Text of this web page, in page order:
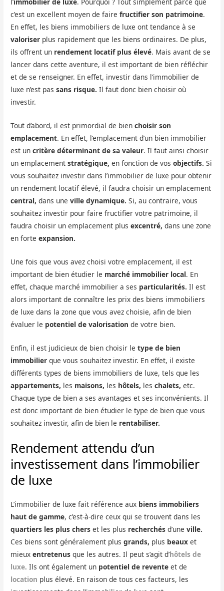
c’est un excellent moyen de fairefructifier son patrimoine.
En effet, les biens immobiliers de luxe ont tendance à se
valoriser plus rapidement que les biens ordinaires. De plus,
ils offrent un rendement locatif plus élevé. Mais avant de se
lancer dans cette aventure, il est important de bien réfléchir
et de se renseigner. En effet, investir dans l’immobilier de
luxe n’est passans risque. Il faut donc bien choisir où
investir.
Tout d’abord, il est primordial de bienchoisir son
emplacement. En effet, l’emplacement d’un bien immobilier
est uncritère déterminant de sa valeur. Il faut ainsi choisir
un emplacementstratégique, en fonction de vosobjectifs. Si
vous souhaitez investir dans l’immobilier de luxe pour obtenir
un rendement locatif élevé, il faudra choisir un emplacement
central, dans uneville dynamique. Si, au contraire, vous
souhaitez investir pour faire fructifier votre patrimoine, il
faudra choisir un emplacement plusexcentré, dans une zone
en forteexpansion.
Une fois que vous avez choisi votre emplacement, il est
important de bien étudier le marché immobilier local. En
effet, chaque marché immobilier a ses particularités. Il est
alors important de connaître les prix des biens immobiliers
de luxe dans la zone que vous avez choisie, afin de bien
évaluer le potentiel de valorisation de votre bien.
Enfin, il est judicieux de bien choisir letype de bien
immobilier que vous souhaitez investir. En effet, il existe
différents types de biens immobiliers de luxe, tels que les
appartements, les maisons, les hôtels, leschalets, etc.
Chaque type de bien a ses avantages et ses inconvénients. Il
est donc important de bien étudier le type de bien que vous
souhaitez investir, afin de bien le rentabiliser.
Rendement attendu d’un
investissement dans l’immobilier
de luxe
L’immobilier de luxe fait référence aux biens immobiliers
haut de gamme, c’est-à-dire ceux qui se trouvent dans les
quartiers les plus chers et les plus recherchés d’uneville.
Ces biens sont généralement plusgrands, plus beaux et
mieuxentretenus que les autres. Il peut s’agit d’hôtels de
luxe. Ils ont également un potentiel de revente et de
location plus élevé. En raison de tous ces facteurs, les